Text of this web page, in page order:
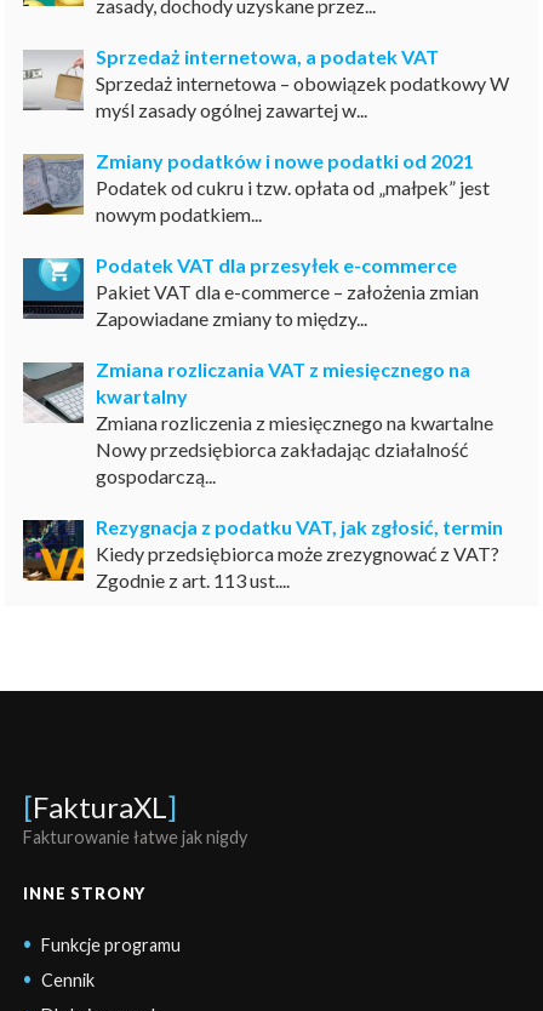
zasady, dochody uzyskane przez...
Sprzedaż internetowa, a podatek VAT
Sprzedaż internetowa – obowiązek podatkowy W
myśl zasady ogólnej zawartej w...
Zmiany podatków i nowe podatki od 2021
Podatek od cukru i tzw. opłata od „małpek” jest
nowym podatkiem...
Podatek VAT dla przesyłek e-commerce
Pakiet VAT dla e-commerce – założenia zmian
Zapowiadane zmiany to między...
Zmiana rozliczania VAT z miesięcznego na
kwartalny
Zmiana rozliczenia z miesięcznego na kwartalne
Nowy przedsiębiorca zakładając działalność
gospodarczą...
Rezygnacja z podatku VAT, jak zgłosić, termin
Kiedy przedsiębiorca może zrezygnować z VAT?
Zgodnie z art. 113 ust....
[FakturaXL ]
Fakturowanie łatwe jak nigdy
INNE STRONY
Funkcje programu
Cennik